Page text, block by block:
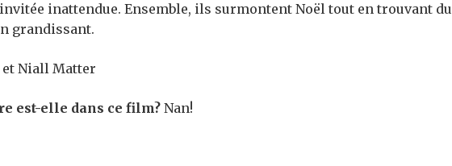
inattendue. Ensemble, ils surmontent Noël tout en trouvant du
grandissant.
Niall Matter
est-elle dans ce film?Nan!